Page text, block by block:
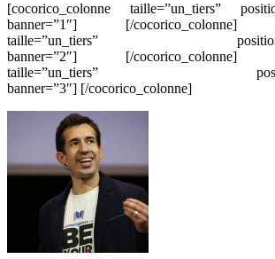
[cocorico_colonne taille=”un_tiers”
banner=”1″] [/cocorico_colonne]
taille=”un_tiers”
banner=”2″] [/cocorico_colonne]
taille=”un_tiers”
banner=”3″] [/cocorico_colonne]